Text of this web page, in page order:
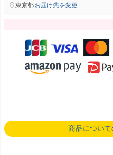
東京都お届け先を変更
商品につい